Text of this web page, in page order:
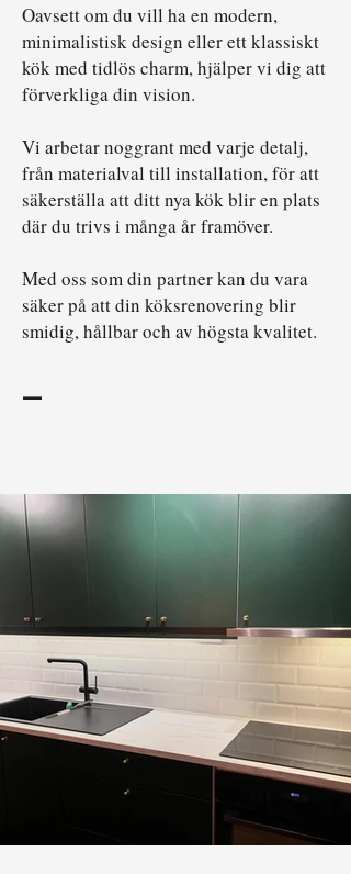
Oavsett om du vill ha en modern,
minimalistisk design eller ett klassiskt
kök med tidlös charm, hjälper vi dig att
förverkliga din vision.
Vi arbetar noggrant med varje detalj,
från materialval till installation, för att
säkerställa att ditt nya kök blir en plats
där du trivs i många år framöver.
Med oss som din partner kan du vara
säker på att din köksrenovering blir
smidig, hållbar och av högsta kvalitet.
—